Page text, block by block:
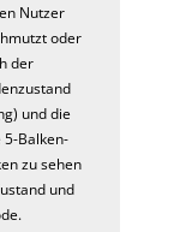
Nutzer
oder
der
und die
Balken-
zu sehen
und